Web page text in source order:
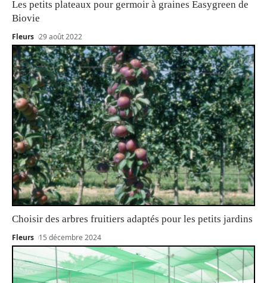
Les petits plateaux pour germoir à graines Easygreen de
Biovie
Fleurs 29 août 2022
Choisir des arbres fruitiers adaptés pour les petits jardins
Fleurs 15 décembre 2024